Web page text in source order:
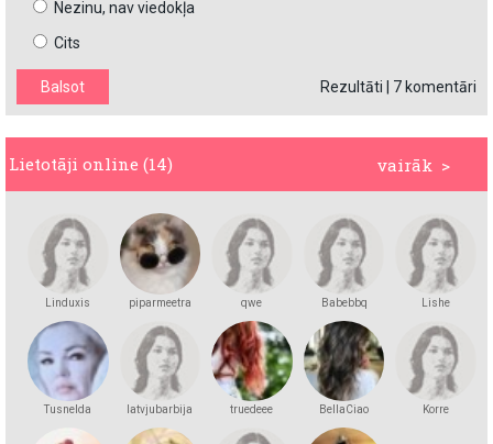
Nezinu, nav viedokļa
Cits
Rezultāti 7 komentāri
vairāk >
Lietotāji online (14)
Linduxis piparmeetra qwe Babebbq Lishe
Tusnelda latvjubarbija truedeee BellaCiao Korre